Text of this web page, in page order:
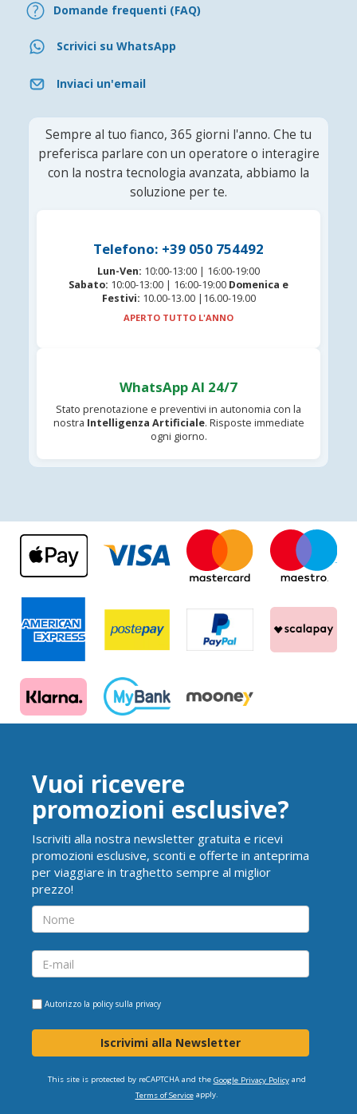
Domande frequenti (FAQ)
Scrivici su WhatsApp
Inviaci un'email
Sempre al tuo fianco, 365 giorni l'anno. Che tu
preferisca parlare con un operatore o interagire
con la nostra tecnologia avanzata, abbiamo la
soluzione per te.
Telefono: +39 050 754492
Lun-Ven: 10:00-13:00 | 16:00-19:00
Sabato: 10:00-13:00 | 16:00-19:00 Domenica e
Festivi: 10.00-13.00 |16.00-19.00
APERTO TUTTO L'ANNO
WhatsApp AI 24/7
Stato prenotazione e preventivi in autonomia con la
nostra Intelligenza Artificiale. Risposte immediate
ogni giorno.
Vuoi ricevere
promozioni esclusive?
Iscriviti alla nostra newsletter gratuita e ricevi
promozioni esclusive, sconti e offerte in anteprima
per viaggiare in traghetto sempre al miglior
prezzo!
Autorizzo la policy sulla privacy
Iscrivimi alla Newsletter
This site is protected by reCAPTCHA and the Google Privacy Policyand
Terms of Serviceapply.